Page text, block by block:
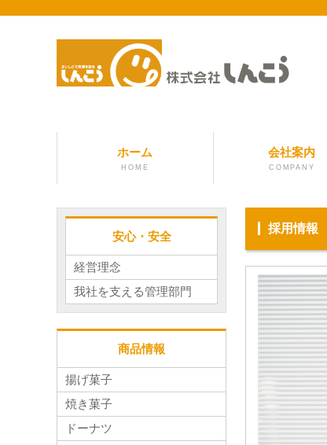
ホーム
HOME
会社案内
COMPANY
採用情報
安心・安全
経営理念
我社を支える管理部門
商品情報
揚げ菓子
焼き菓子
ドーナツ